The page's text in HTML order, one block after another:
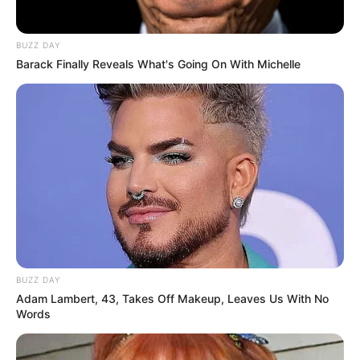
Πανεπιστήμια 2026 – Ημερομηνίες για
πρωτοετείς
Ακολουθήστε το evianews.com στοGoogle
News
ΤΑ ΠΙΟ ΔΗΜΟΦΙΛΗ
BUZZ DAY
Barack Finally Reveals What's Going On With Michelle
BUZZ DAY
Adam Lambert, 43, Takes Off Makeup, Leaves Us With No
Words